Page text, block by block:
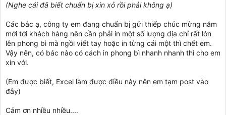
(Nghe cái đã biết chuẩn bị xin xỏ rồi phải không ạ)
Các bác ạ, công ty em đang chuẩn bị gửi thiếp chúc mừng năm
mới tới khách hàng nên cần phải in một số lượng địa chỉ rất lớn
lên phong bì mà ngồi viết tay hoặc in từng cái một thì chết em.
Vậy nên, có bác nào có cách in phong bì nhanh nhanh thì cho em
xin với.
(Em được biết, Excel làm được điều này nên em tạm post vào
đây)
Cảm ơn nhiều nhiều....